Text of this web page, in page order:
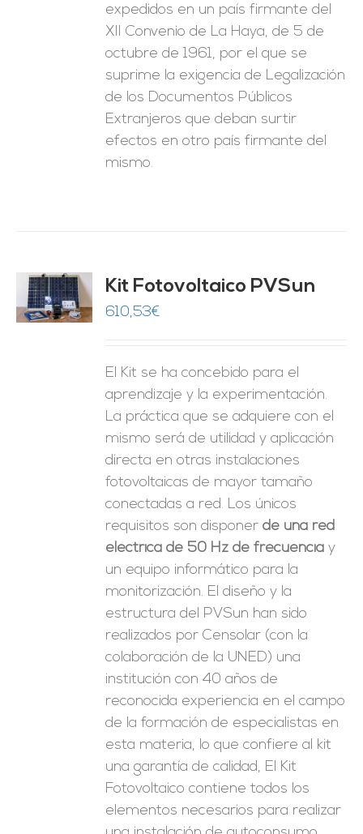
expedidos en un país firmante del
XII Convenio de La Haya, de 5 de
octubre de 1961, por el que se
suprime la exigencia de Legalización
de los Documentos Públicos
Extranjeros que deban surtir
efectos en otro país firmante del
mismo.
Kit Fotovoltaico PVSun
610,53€
El Kit se ha concebido para el
aprendizaje y la experimentación.
La práctica que se adquiere con el
mismo será de utilidad y aplicación
directa en otras instalaciones
fotovoltaicas de mayor tamaño
conectadas a red. Los únicos
requisitos son disponerde una red
eléctrica de 50 Hz de frecuencia y
un equipo informático para la
monitorización. El diseño y la
estructura del PVSun han sido
realizados por Censolar (con la
colaboración de la UNED) una
institución con 40 años de
reconocida experiencia en el campo
de la formación de especialistas en
esta materia, lo que confiere al kit
una garantía de calidad, El Kit
Fotovoltaico contiene todos los
elementos necesarios para realizar